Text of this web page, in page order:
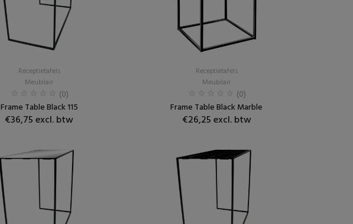
Receptietafels
Meubilair
(0)
Frame Table Black 115
€36,75 excl. btw
Receptietafels
Meubilair
(0)
Frame Table Black Marble
€26,25 excl. btw